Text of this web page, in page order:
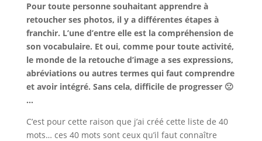
Pour toute personne souhaitant apprendre à
retoucher ses photos, il y a différentes étapes à
franchir. L’une d’entre elle est la compréhension de
son vocabulaire. Et oui, comme pour toute activité,
le monde de la retouche d’image a ses expressions,
abréviations ou autres termes qui faut comprendre
et avoir intégré. Sans cela, difficile de progresser 🙁
…
C’est pour cette raison que j’ai créé cette liste de 40
mots… ces 40 mots sont ceux qu’il faut connaître